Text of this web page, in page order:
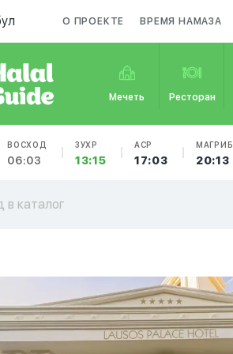
О ПРОЕКТЕ ВРЕМЯ НАМАЗА
Мечеть Ресторан
ВОСХОД
06:03
ЗУХР
13:15
АСР
17:03
МАГРИБ
20:13
в каталог